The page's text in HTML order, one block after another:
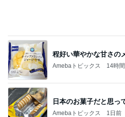
程好い華やかな甘さの
Amebaトピックス 14時
日本のお菓子だと思っ
Amebaトピックス 1日前